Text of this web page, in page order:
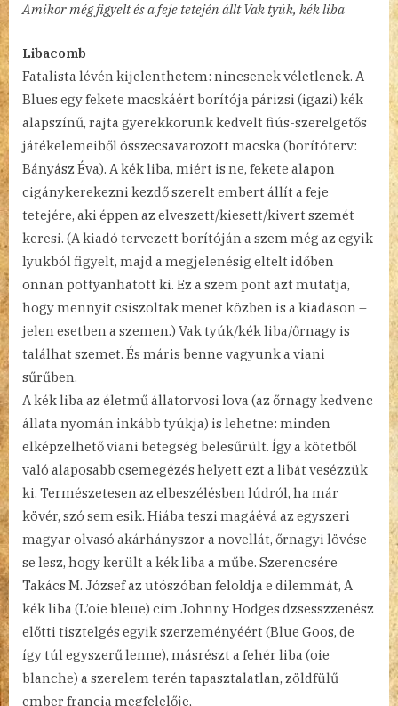
Amikor még figyelt és a feje tetején állt Vak tyúk, kék liba
Libacomb
Fatalista lévén kijelenthetem: nincsenek véletlenek. A
Blues egy fekete macskáért borítója párizsi (igazi) kék
alapszínű, rajta gyerekkorunk kedvelt fiús-szerelgetős
játékelemeiből összecsavarozott macska (borítóterv:
Bányász Éva). A kék liba, miért is ne, fekete alapon
cigánykerekezni kezdő szerelt embert állít a feje
tetejére, aki éppen az elveszett/kiesett/kivert szemét
keresi. (A kiadó tervezett borítóján a szem még az egyik
lyukból figyelt, majd a megjelenésig eltelt időben
onnan pottyanhatott ki. Ez a szem pont azt mutatja,
hogy mennyit csiszoltak menet közben is a kiadáson –
jelen esetben a szemen.) Vak tyúk/kék liba/őrnagy is
találhat szemet. És máris benne vagyunk a viani
sűrűben.
A kék liba az életmű állatorvosi lova (az őrnagy kedvenc
állata nyomán inkább tyúkja) is lehetne: minden
elképzelhető viani betegség belesűrült. Így a kötetből
való alaposabb csemegézés helyett ezt a libát vesézzük
ki. Természetesen az elbeszélésben lúdról, ha már
kövér, szó sem esik. Hiába teszi magáévá az egyszeri
magyar olvasó akárhányszor a novellát, őrnagyi lövése
se lesz, hogy került a kék liba a műbe. Szerencsére
Takács M. József az utószóban feloldja e dilemmát, A
kék liba (L’oie bleue) cím Johnny Hodges dzsesszzenész
előtti tisztelgés egyik szerzeményéért (Blue Goos, de
így túl egyszerű lenne), másrészt a fehér liba (oie
blanche) a szerelem terén tapasztalatlan, zöldfülű
ember francia megfelelője,